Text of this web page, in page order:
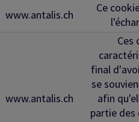
www.antalis.ch
Ce
www.antalis.ch
Ces
final
se
afin
partie des